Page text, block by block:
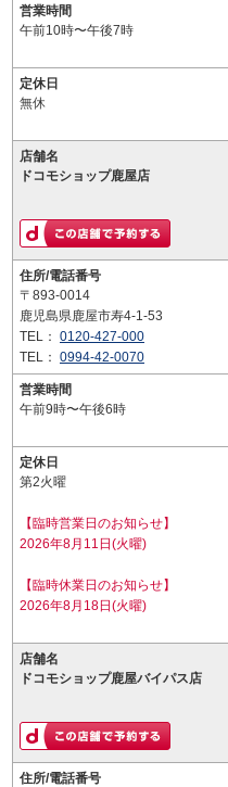
営業時間
午前10時〜午後7時
定休日
無休
店舗名
ドコモショップ鹿屋店
住所/電話番号
〒893-0014
鹿児島県鹿屋市寿4-1-53
TEL： 0120-427-000
TEL： 0994-42-0070
営業時間
午前9時〜午後6時
定休日
第2火曜
【臨時営業日のお知らせ】
2026年8月11日(火曜)
【臨時休業日のお知らせ】
2026年8月18日(火曜)
店舗名
ドコモショップ鹿屋バイパス店
住所/電話番号